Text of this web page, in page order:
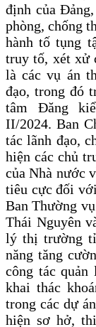
định của
phòng, chống
hành tố tụng
truy tố, xét xử
là các vụ án
đạo, trong đó
tâm Đăng
II/2024. Ban
tác lãnh đạo,
hiện các chủ
của Nhà nước
tiêu cực đối
Ban Thường
Thái Nguyên
lý thị trường
năng tăng
công tác quản
khai thác
trong các dự
hiện sơ hở,